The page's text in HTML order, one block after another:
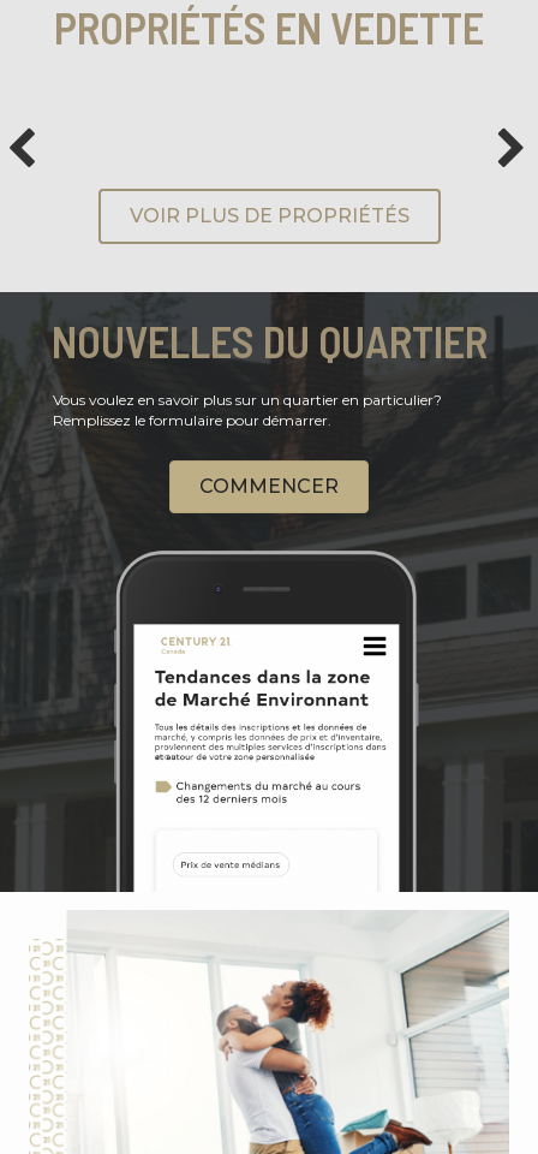
PROPRIÉTÉS EN VEDETTE
VOIR PLUS DE PROPRIÉTÉS
NOUVELLES DU QUARTIER
Vous voulez en savoir plus sur un quartier en particulier?
Remplissez le formulaire pour démarrer.
COMMENCER